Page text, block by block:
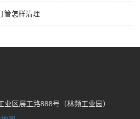
管怎样清理
区展工路888号（林频工业园）